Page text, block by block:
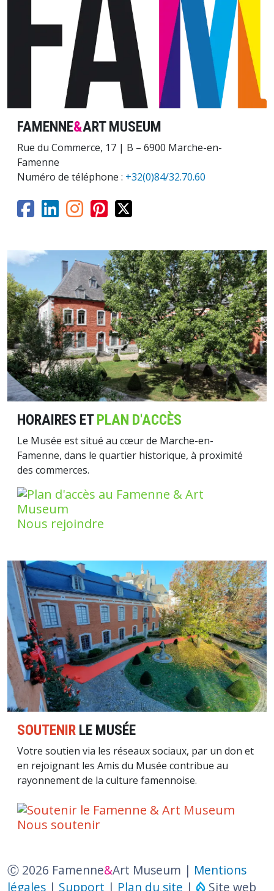
FAMENNE&ART MUSEUM
Rue du Commerce, 17 | B – 6900 Marche-en-
Famenne
Numéro de téléphone : +32(0)84/32.70.60
Image
HORAIRES ETPLAN D'ACCÈS
Le Musée est situé au cœur de Marche-en-
Famenne, dans le quartier historique, à proximité
des commerces.
Nous rejoindre
Image
SOUTENIR LE MUSÉE
Votre soutien via les réseaux sociaux, par un don et
en rejoignant les Amis du Musée contribue au
rayonnement de la culture famennoise.
Nous soutenir
Ⓒ 2026 Famenne&Art Museum | Mentions
légales | Support | Plan du site | Site web